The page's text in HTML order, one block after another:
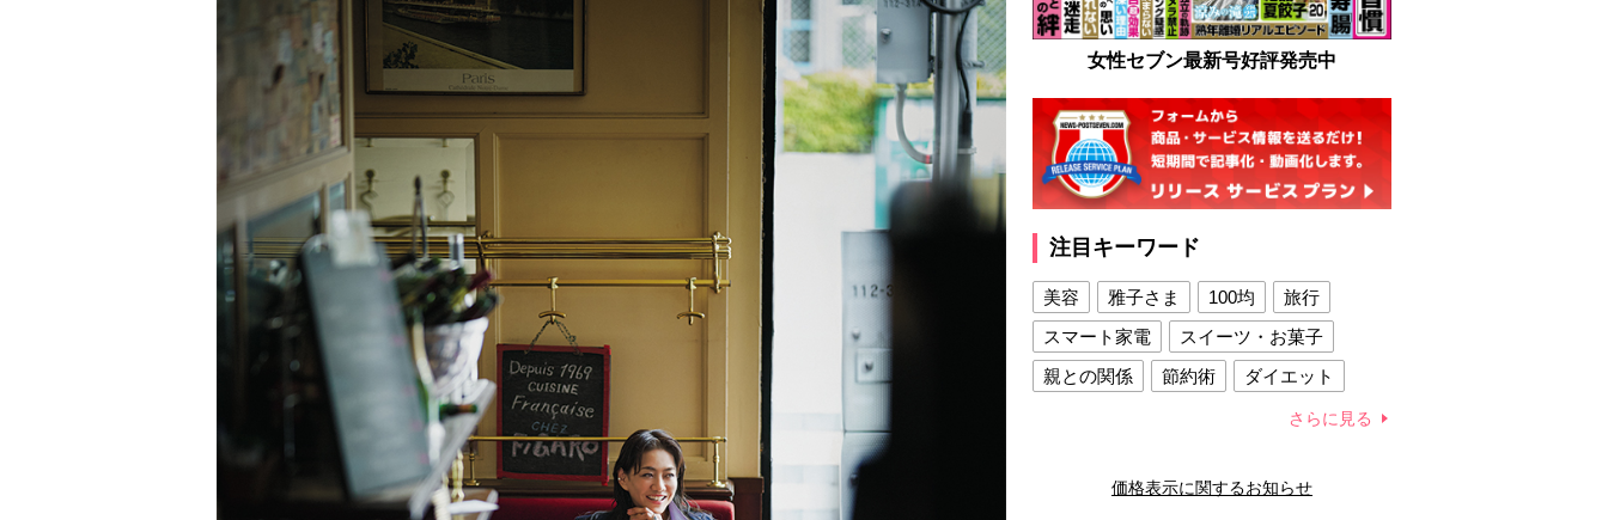
女性セブン最新号好評発売中
注目キーワード
美容 雅子さま 100均
旅行
スマート家電
スイーツ・お菓子
親との関係
節約術
ダイエット
夫との関係
新津春子 どか食い
さらに見る
価格表示に関するお知らせ